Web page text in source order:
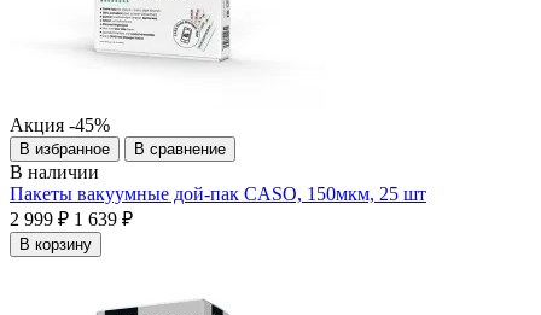
Акция -45%
В избранное В сравнение
В наличии
Пакеты вакуумные дой-пак CASO, 150мкм, 25 шт
2 999 ₽ 1 639 ₽
В корзину